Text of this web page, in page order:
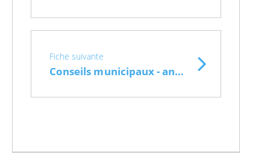
Fiche suivante
Conseils municipaux - année 2021